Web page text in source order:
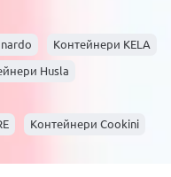
Контейнери KELA
Husla
Контейнери Cookini